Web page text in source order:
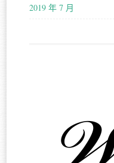
2019 年 7 月